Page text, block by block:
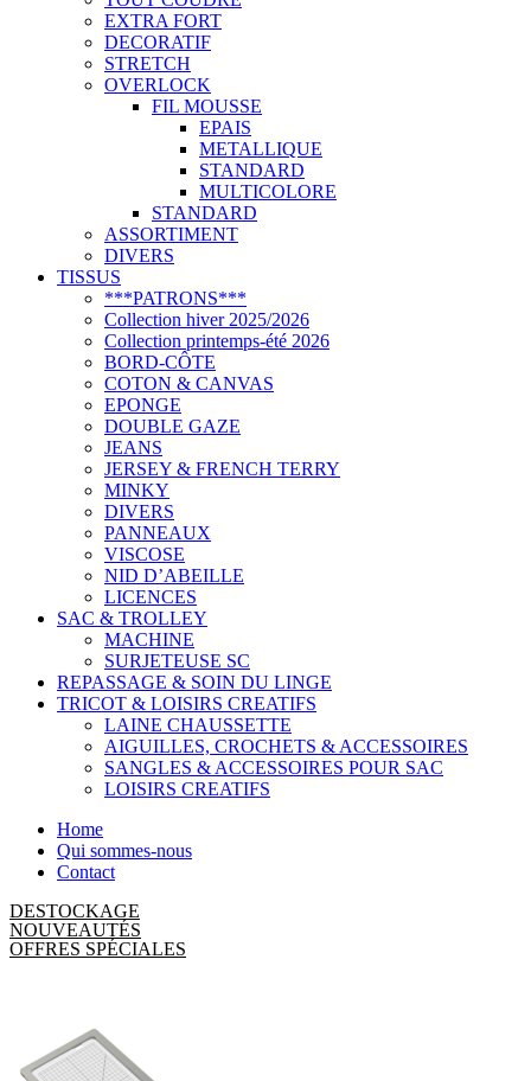
EXTRA FORT
DECORATIF
STRETCH
OVERLOCK
FIL MOUSSE
EPAIS
METALLIQUE
STANDARD
MULTICOLORE
STANDARD
ASSORTIMENT
DIVERS
TISSUS
***PATRONS***
Collection hiver 2025/2026
Collection printemps-été 2026
BORD-CÔTE
COTON & CANVAS
EPONGE
DOUBLE GAZE
JEANS
JERSEY & FRENCH TERRY
MINKY
DIVERS
PANNEAUX
VISCOSE
NID D’ABEILLE
LICENCES
SAC & TROLLEY
MACHINE
SURJETEUSE SC
REPASSAGE & SOIN DU LINGE
TRICOT & LOISIRS CREATIFS
LAINE CHAUSSETTE
AIGUILLES, CROCHETS & ACCESSOIRES
SANGLES & ACCESSOIRES POUR SAC
LOISIRS CREATIFS
Home
Qui sommes-nous
Contact
DESTOCKAGE
NOUVEAUTÉS
OFFRES SPÉCIALES